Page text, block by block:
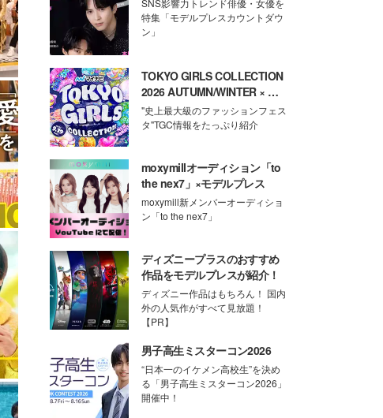
SNS影響力トレンド俳優・女優を
特集「モデルプレスカウントダウ
ン」
TOKYO GIRLS COLLECTION
2026 AUTUMN/WINTER × モ
デルプレス
"史上最大級のファッションフェス
タ"TGC情報をたっぷり紹介
moxymillオーディション「to
the nex7」×モデルプレス
moxymill新メンバーオーディショ
ン「to the nex7」
ディズニープラスのおすすめ
作品をモデルプレスが紹介！
ディズニー作品はもちろん！ 国内
外の人気作がすべて見放題！
【PR】
男子高生ミスターコン2026
“日本一のイケメン高校生”を決め
る「男子高生ミスターコン2026」
開催中！